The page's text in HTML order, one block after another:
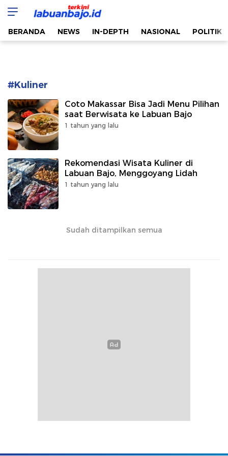
Labuan Bajo Terkini
Aktual & Berimbang
BERANDA NEWS IN-DEPTH NASIONAL POLITIK
#Kuliner
Coto Makassar Bisa Jadi Menu Pilihan
saat Berwisata ke Labuan Bajo
1 tahun yang lalu
Rekomendasi Wisata Kuliner di
Labuan Bajo, Menggoyang Lidah
1 tahun yang lalu
Sudah ditampilkan semua